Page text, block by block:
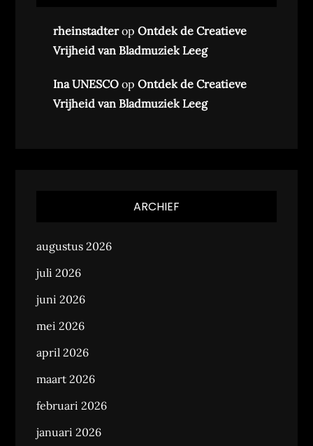
rheinstadteropOntdek de Creatieve
Vrijheid van Bladmuziek Leeg
Ina UNESCO opOntdek de Creatieve
Vrijheid van Bladmuziek Leeg
ARCHIEF
augustus 2026
juli 2026
juni 2026
mei 2026
april 2026
maart 2026
februari 2026
januari 2026